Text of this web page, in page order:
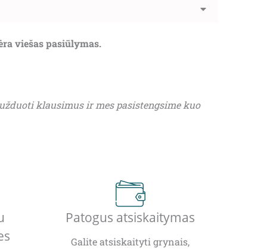
viešas pasiūlymas.
klausimus ir mes pasistengsime kuo
Patogus atsiskaitymas
Galite atsiskaityti grynais,